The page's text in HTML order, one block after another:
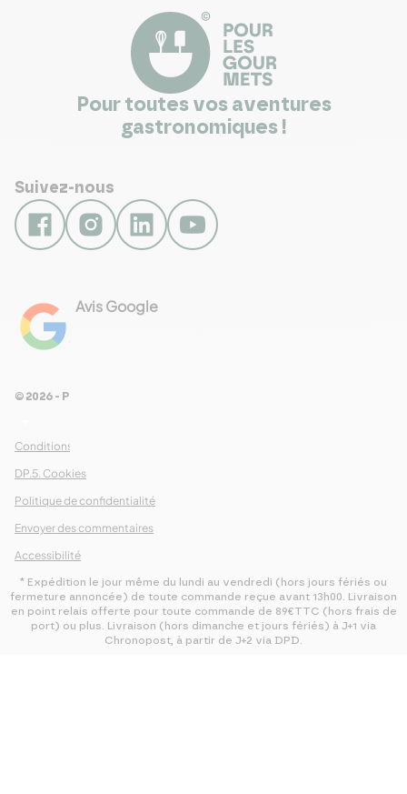
Pour toutes vos aventures
gastronomiques !
Suivez-nous
Avis Google
Conditions Générales de Ventes
DP.5. Cookies
Politique de confidentialité
Envoyer des commentaires
Accessibilité
© 2026 - Pour Les Gourmets
* Expédition le jour même du lundi au vendredi (hors jours fériés ou
fermeture annoncée) de toute commande reçue avant 13h00. Livraison
en point relais offerte pour toute commande de 89€TTC (hors frais de
port) ou plus. Livraison (hors dimanche et jours fériés) à J+1 via
Chronopost, à partir de J+2 via DPD.